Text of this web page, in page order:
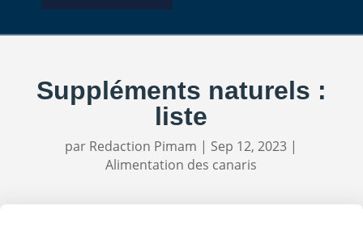
Suppléments naturels :
liste
par Redaction Pimam | Sep 12, 2023 |
Alimentation des canaris